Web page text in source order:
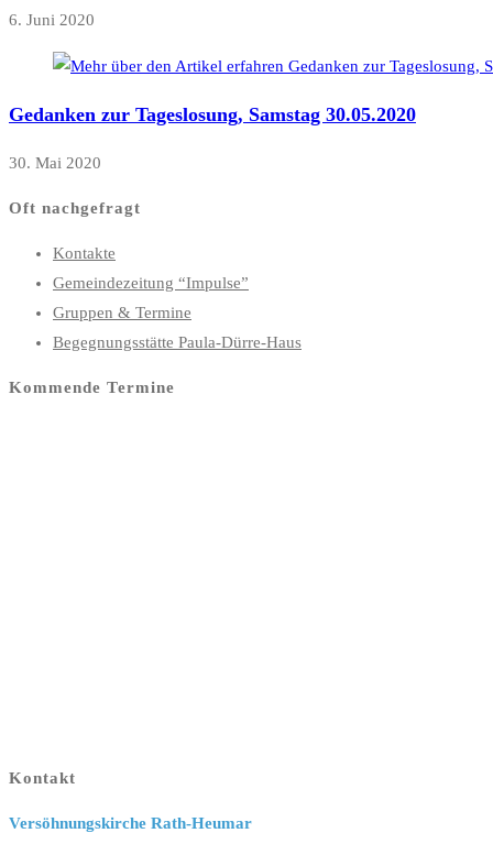
6. Juni 2020
Gedanken zur Tageslosung, Samstag 30.05.2020
30. Mai 2020
Oft nachgefragt
Kontakte
Gemeindezeitung “Impulse”
Gruppen & Termine
Begegnungsstätte Paula-Dürre-Haus
Kommende Termine
Kontakt
Versöhnungskirche Rath-Heumar